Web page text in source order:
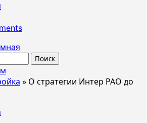
» О стратегии Интер РАО до